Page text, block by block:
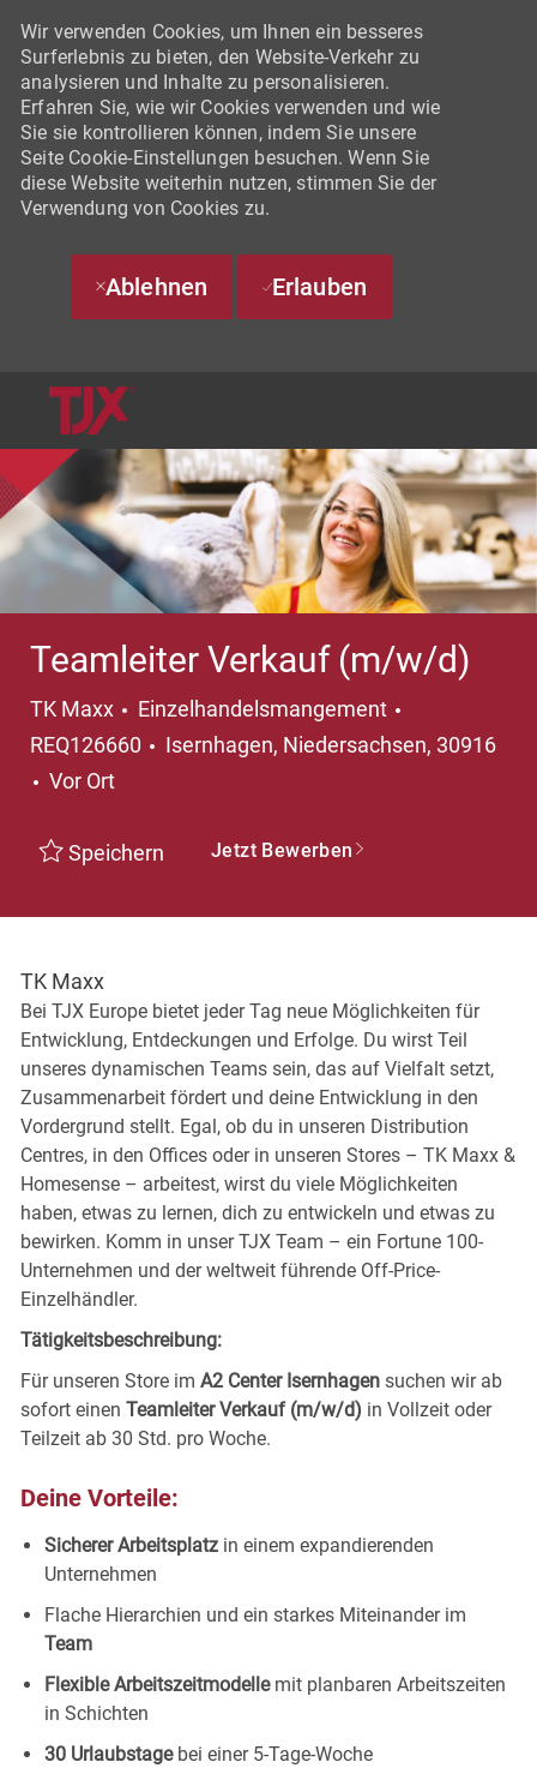
Wir verwenden Cookies, um Ihnen ein besseres
Surferlebnis zu bieten, den Website-Verkehr zu
analysieren und Inhalte zu personalisieren.
Erfahren Sie, wie wir Cookies verwenden und wie
Sie sie kontrollieren können, indem Sie unsere
Seite Cookie-Einstellungen besuchen. Wenn Sie
diese Website weiterhin nutzen, stimmen Sie der
Verwendung von Cookies zu.
Ablehnen Erlauben
Teamleiter Verkauf (m/w/d)
TK Maxx Kategorie
Einzelhandelsmangement
REQ126660
Ort
Isernhagen, Niedersachsen, 30916
Vor Ort
Speichern Jetzt Bewerben
TK Maxx
Bei TJX Europe bietet jeder Tag neue Möglichkeiten für
Entwicklung, Entdeckungen und Erfolge. Du wirst Teil
unseres dynamischen Teams sein, das auf Vielfalt setzt,
Zusammenarbeit fördert und deine Entwicklung in den
Vordergrund stellt. Egal, ob du in unseren Distribution
Centres, in den Offices oder in unseren Stores – TK Maxx &
Homesense – arbeitest, wirst du viele Möglichkeiten
haben, etwas zu lernen, dich zu entwickeln und etwas zu
bewirken. Komm in unser TJX Team – ein Fortune 100-
Unternehmen und der weltweit führende Off-Price-
Einzelhändler.
Tätigkeitsbeschreibung:
Für unseren Store im A2 Center Isernhagen suchen wir ab
sofort einen Teamleiter Verkauf (m/w/d) in Vollzeit oder
Teilzeit ab 30 Std. pro Woche.
Deine Vorteile:
Sicherer Arbeitsplatz in einem expandierenden
Unternehmen
Flache Hierarchien und ein starkes Miteinander im
Team
Flexible Arbeitszeitmodelle mit planbaren Arbeitszeiten
in Schichten
30 Urlaubstage bei einer 5-Tage-Woche